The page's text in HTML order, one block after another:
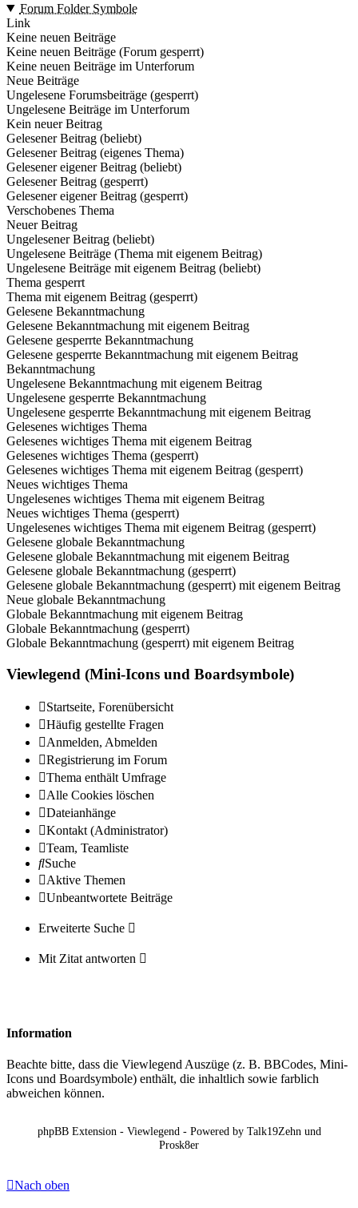
Forum Folder Symbole
Link
Keine neuen Beiträge
Keine neuen Beiträge (Forum gesperrt)
Keine neuen Beiträge im Unterforum
Neue Beiträge
Ungelesene Forumsbeiträge (gesperrt)
Ungelesene Beiträge im Unterforum
Kein neuer Beitrag
Gelesener Beitrag (beliebt)
Gelesener Beitrag (eigenes Thema)
Gelesener eigener Beitrag (beliebt)
Gelesener Beitrag (gesperrt)
Gelesener eigener Beitrag (gesperrt)
Verschobenes Thema
Neuer Beitrag
Ungelesener Beitrag (beliebt)
Ungelesene Beiträge (Thema mit eigenem Beitrag)
Ungelesene Beiträge mit eigenem Beitrag (beliebt)
Thema gesperrt
Thema mit eigenem Beitrag (gesperrt)
Gelesene Bekanntmachung
Gelesene Bekanntmachung mit eigenem Beitrag
Gelesene gesperrte Bekanntmachung
Gelesene gesperrte Bekanntmachung mit eigenem Beitrag
Bekanntmachung
Ungelesene Bekanntmachung mit eigenem Beitrag
Ungelesene gesperrte Bekanntmachung
Ungelesene gesperrte Bekanntmachung mit eigenem Beitrag
Gelesenes wichtiges Thema
Gelesenes wichtiges Thema mit eigenem Beitrag
Gelesenes wichtiges Thema (gesperrt)
Gelesenes wichtiges Thema mit eigenem Beitrag (gesperrt)
Neues wichtiges Thema
Ungelesenes wichtiges Thema mit eigenem Beitrag
Neues wichtiges Thema (gesperrt)
Ungelesenes wichtiges Thema mit eigenem Beitrag (gesperrt)
Gelesene globale Bekanntmachung
Gelesene globale Bekanntmachung mit eigenem Beitrag
Gelesene globale Bekanntmachung (gesperrt)
Gelesene globale Bekanntmachung (gesperrt) mit eigenem Beitrag
Neue globale Bekanntmachung
Globale Bekanntmachung mit eigenem Beitrag
Globale Bekanntmachung (gesperrt)
Globale Bekanntmachung (gesperrt) mit eigenem Beitrag
Viewlegend (Mini-Icons und Boardsymbole)
Startseite, Forenübersicht
Häufig gestellte Fragen
Anmelden, Abmelden
Registrierung im Forum
Thema enthält Umfrage
Alle Cookies löschen
Dateianhänge
Kontakt (Administrator)
Team, Teamliste
Suche
Aktive Themen
Unbeantwortete Beiträge
Erweiterte Suche
Mit Zitat antworten
Information
Beachte bitte, dass die Viewlegend Auszüge (z. B. BBCodes, Mini-
Icons und Boardsymbole) enthält, die inhaltlich sowie farblich
abweichen können.
phpBB Extension - Viewlegend - Powered by Talk19Zehn und
Prosk8er
Nach oben